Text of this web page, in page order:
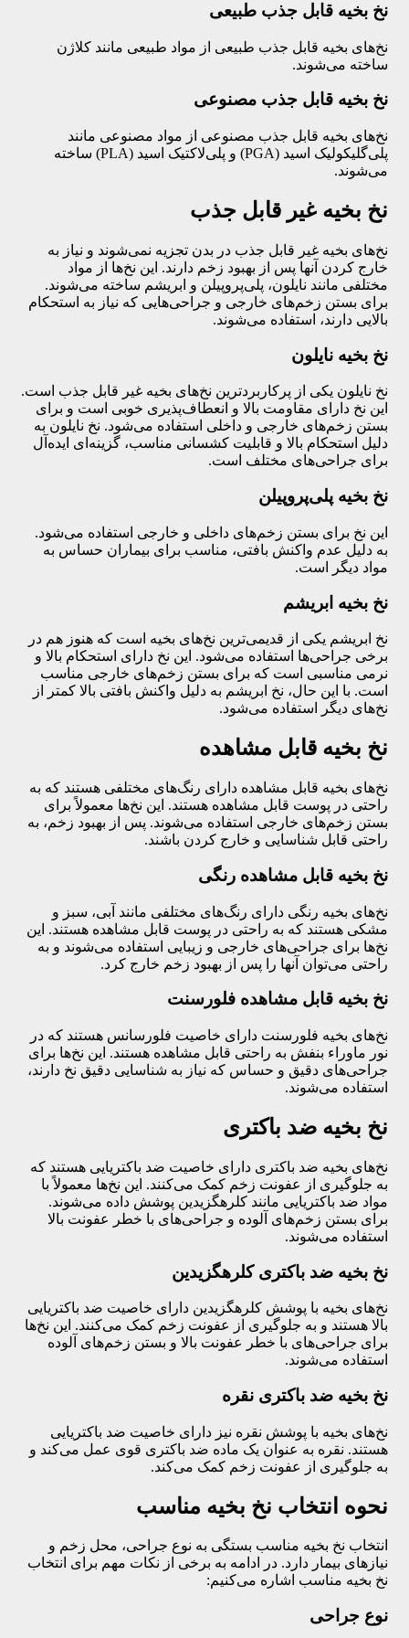
نخ بخیه قابل جذب طبیعی
نخ‌های بخیه قابل جذب طبیعی از مواد طبیعی مانند کلاژن
ساخته می‌شوند.
نخ بخیه قابل جذب مصنوعی
نخ‌های بخیه قابل جذب مصنوعی از مواد مصنوعی مانند
پلی‌گلیکولیک اسید (PGA) و پلی‌لاکتیک اسید (PLA) ساخته
می‌شوند.
نخ بخیه غیر قابل جذب
نخ‌های بخیه غیر قابل جذب در بدن تجزیه نمی‌شوند و نیاز به
خارج کردن آنها پس از بهبود زخم دارند. این نخ‌ها از مواد
مختلفی مانند نایلون، پلی‌پروپیلن و ابریشم ساخته می‌شوند.
برای بستن زخم‌های خارجی و جراحی‌هایی که نیاز به استحکام
بالایی دارند، استفاده می‌شوند.
نخ بخیه نایلون
نخ نایلون یکی از پرکاربردترین نخ‌های بخیه غیر قابل جذب است.
این نخ دارای مقاومت بالا و انعطاف‌پذیری خوبی است و برای
بستن زخم‌های خارجی و داخلی استفاده می‌شود. نخ نایلون به
دلیل استحکام بالا و قابلیت کشسانی مناسب، گزینه‌ای ایده‌آل
برای جراحی‌های مختلف است.
نخ بخیه پلی‌پروپیلن
این نخ برای بستن زخم‌های داخلی و خارجی استفاده می‌شود.
به دلیل عدم واکنش بافتی، مناسب برای بیماران حساس به
مواد دیگر است.
نخ بخیه ابریشم
نخ ابریشم یکی از قدیمی‌ترین نخ‌های بخیه است که هنوز هم در
برخی جراحی‌ها استفاده می‌شود. این نخ دارای استحکام بالا و
نرمی مناسبی است که برای بستن زخم‌های خارجی مناسب
است. با این حال، نخ ابریشم به دلیل واکنش بافتی بالا کمتر از
نخ‌های دیگر استفاده می‌شود.
نخ بخیه قابل مشاهده
نخ‌های بخیه قابل مشاهده دارای رنگ‌های مختلفی هستند که به
راحتی در پوست قابل مشاهده هستند. این نخ‌ها معمولاً برای
بستن زخم‌های خارجی استفاده می‌شوند. پس از بهبود زخم، به
راحتی قابل شناسایی و خارج کردن باشند.
نخ بخیه قابل مشاهده رنگی
نخ‌های بخیه رنگی دارای رنگ‌های مختلفی مانند آبی، سبز و
مشکی هستند که به راحتی در پوست قابل مشاهده هستند. این
نخ‌ها برای جراحی‌های خارجی و زیبایی استفاده می‌شوند و به
راحتی می‌توان آنها را پس از بهبود زخم خارج کرد.
نخ بخیه قابل مشاهده فلورسنت
نخ‌های بخیه فلورسنت دارای خاصیت فلورسانس هستند که در
نور ماوراء بنفش به راحتی قابل مشاهده هستند. این نخ‌ها برای
جراحی‌های دقیق و حساس که نیاز به شناسایی دقیق نخ دارند،
استفاده می‌شوند.
نخ بخیه ضد باکتری
نخ‌های بخیه ضد باکتری دارای خاصیت ضد باکتریایی هستند که
به جلوگیری از عفونت زخم کمک می‌کنند. این نخ‌ها معمولاً با
مواد ضد باکتریایی مانند کلرهگزیدین پوشش داده می‌شوند.
برای بستن زخم‌های آلوده و جراحی‌های با خطر عفونت بالا
استفاده می‌شوند.
نخ بخیه ضد باکتری کلرهگزیدین
نخ‌های بخیه با پوشش کلرهگزیدین دارای خاصیت ضد باکتریایی
بالا هستند و به جلوگیری از عفونت زخم کمک می‌کنند. این نخ‌ها
برای جراحی‌های با خطر عفونت بالا و بستن زخم‌های آلوده
استفاده می‌شوند.
نخ بخیه ضد باکتری نقره
نخ‌های بخیه با پوشش نقره نیز دارای خاصیت ضد باکتریایی
هستند. نقره به عنوان یک ماده ضد باکتری قوی عمل می‌کند و
به جلوگیری از عفونت زخم کمک می‌کند.
نحوه انتخاب نخ بخیه مناسب
انتخاب نخ بخیه مناسب بستگی به نوع جراحی، محل زخم و
نیازهای بیمار دارد. در ادامه به برخی از نکات مهم برای انتخاب
نخ بخیه مناسب اشاره می‌کنیم:
نوع جراحی